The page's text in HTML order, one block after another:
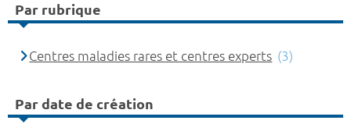
Par rubrique
Centres maladies rares et centres experts (3)
Par date de création